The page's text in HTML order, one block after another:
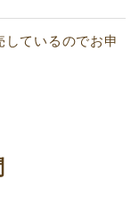
ているのでお申